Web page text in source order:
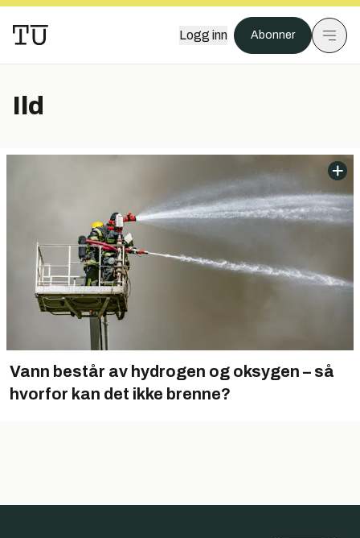
Logg inn Abonner
Ild
Vann består av hydrogen og oksygen – så
hvorfor kan det ikke brenne?